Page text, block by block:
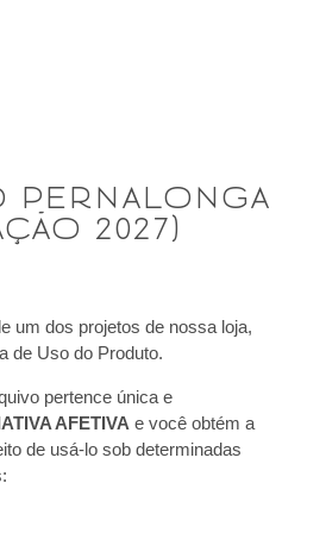
pernalonga
2027)
um dos projetos de nossa loja,
de Uso do Produto.
pertence única e
AFETIVA e você obtém a
de usá-lo sob determinadas